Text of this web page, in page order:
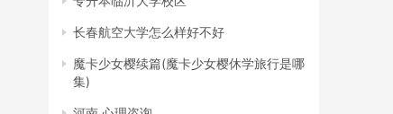
长春航空大学怎么样好不好
魔卡少女樱续篇(魔卡少女樱休学旅行是哪
集)